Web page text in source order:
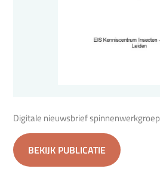
Digitale nieuwsbrief spinnenwerkgroep
BEKIJK PUBLICATIE